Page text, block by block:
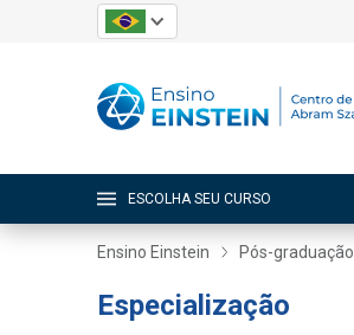
ESCOLHA SEU CURSO
Ensino Einstein Pós-graduação
Especialização